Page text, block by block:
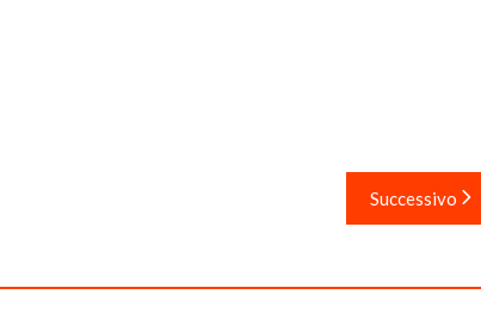
Successivo